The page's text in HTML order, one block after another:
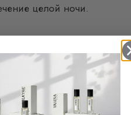
целой ночи.
дарит Вам
комплименты —
этого свидания.